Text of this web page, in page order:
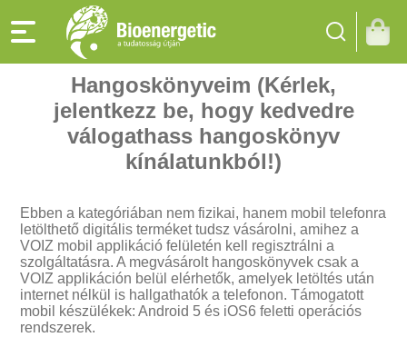
Hangoskönyveim (Kérlek,
jelentkezz be, hogy kedvedre
válogathass hangoskönyv
kínálatunkból!)
Ebben a kategóriában nem fizikai, hanem mobil telefonra
letölthető digitális terméket tudsz vásárolni, amihez a
VOIZ mobil applikáció felületén kell regisztrálni a
szolgáltatásra. A megvásárolt hangoskönyvek csak a
VOIZ applikáción belül elérhetők, amelyek letöltés után
internet nélkül is hallgathatók a telefonon. Támogatott
mobil készülékek: Android 5 és iOS6 feletti operációs
rendszerek.